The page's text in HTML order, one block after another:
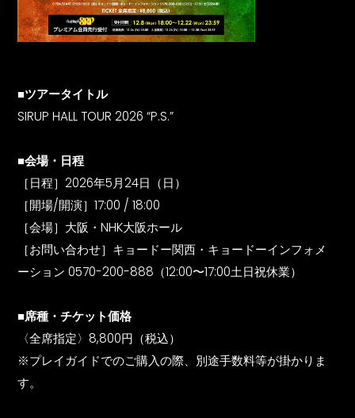
■ツアータイトル
SIRUP HALL TOUR 2026 “P.S.”
■会場・日程
［日程］2026年5月24日（日）
［開場/開演］17:00 / 18:00
［会場］大阪・NHK大阪ホール
［お問い合わせ］キョードー関西・キョードーインフォメ
ーション 0570-200-888（12:00〜17:00土日祝休業）
■席種・チケット価格
〈全席指定〉8,800円（税込）
※プレイガイドでのご購入の際、別途手数料等が掛かりま
す。